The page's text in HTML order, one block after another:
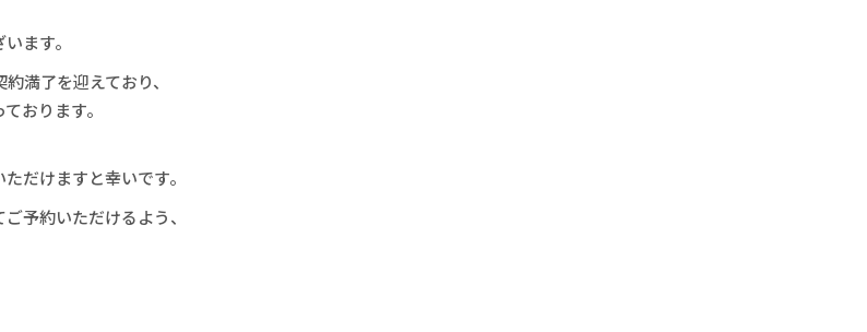
ます。
満了を迎えており、
おります。
だけますと幸いです。
予約いただけるよう、